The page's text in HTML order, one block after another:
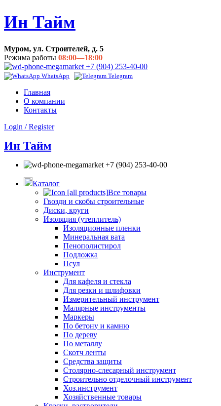
Ин Тайм
Муром, ул. Строителей, д. 5
Режима работы 08:00—18:00
+7 (904) 253-40-00
WhatsApp Telegram
Главная
О компании
Контакты
Login / Register
Ин Тайм
+7 (904) 253-40-00
Каталог
Все товары
Гвозди и скобы строительные
Диски, круги
Изоляция (утеплитель)
Изоляционные пленки
Минеральная вата
Пенополистирол
Подложка
Псул
Инструмент
Для кафеля и стекла
Для резки и шлифовки
Измерительный инструмент
Малярные инструменты
Маркеры
По бетону и камню
По дереву
По металлу
Скотч ленты
Средства защиты
Столярно-слесарный инструмент
Строительно отделочный инструмент
Хоз.инструмент
Хозяйственные товары